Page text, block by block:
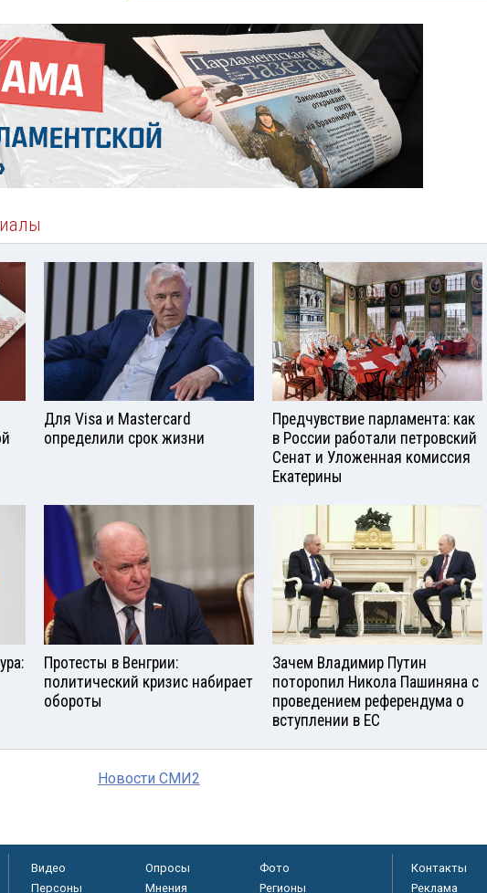
Для Visа и Mastercard
определили срок жизни
Предчувствие парламента: как
в России работали петровский
Сенат и Уложенная комиссия
Екатерины
Протесты в Венгрии:
политический кризис набирает
обороты
Зачем Владимир Путин
поторопил Никола Пашиняна с
проведением референдума о
вступлении в ЕС
Новости СМИ2
Видео Опросы
Фото
Персоны
Мнения Регионы
Контакты
Реклама